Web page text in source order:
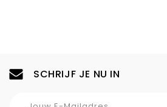
SCHRIJF JE NU IN